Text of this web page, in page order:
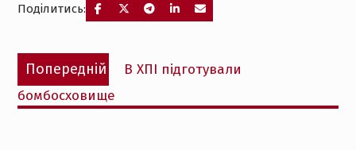
Поділитись:
Навігація
записів
Попередній
Попередній
запис:
В ХПІ підготували
бомбосховище